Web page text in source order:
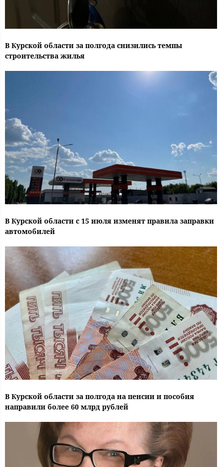
В Курской области за полгода снизились темпы
строительства жилья
В Курской области с 15 июля изменят правила заправки
автомобилей
В Курской области за полгода на пенсии и пособия
направили более 60 млрд рублей